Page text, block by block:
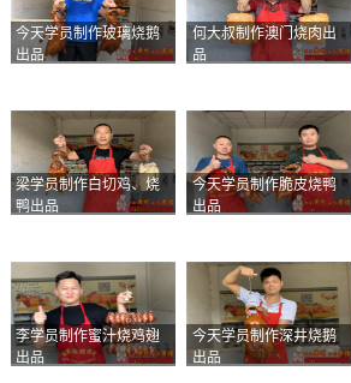
今天学员制作玻璃烧鹅
出品
何大叔制作澳门烧肉出
品
梁学员制作白切鸡、烧
鸭出品
今天学员制作脆皮烧鸭
出品
李学员制作蜜汁烧鸡翅
出品
今天学员制作深井烧鹅
出品